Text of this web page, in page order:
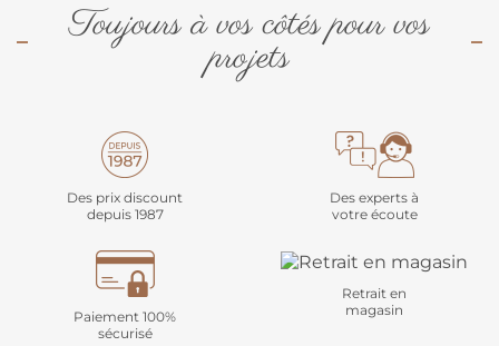
Toujours à vos côtés pour vos
projets
Des prix discount
depuis 1987
Des experts à
votre écoute
Paiement 100%
sécurisé
Retrait en
magasin